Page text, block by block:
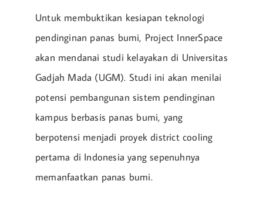
Untuk membuktikan kesiapan teknologi
pendinginan panas bumi, Project InnerSpace
akan mendanai studi kelayakan di Universitas
Gadjah Mada (UGM). Studi ini akan menilai
potensi pembangunan sistem pendinginan
kampus berbasis panas bumi, yang
berpotensi menjadi proyek district cooling
pertama di Indonesia yang sepenuhnya
memanfaatkan panas bumi.